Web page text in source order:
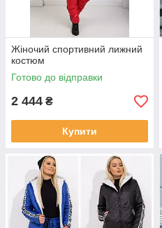
Жіночий спортивний лижний
костюм
Готово до відправки
2 444 ₴
Купити